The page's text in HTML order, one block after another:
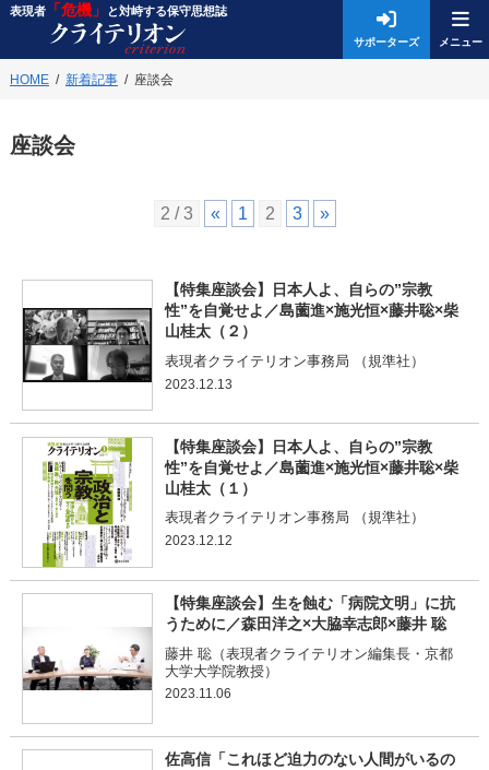
表現者「危機」 と対峙する保守思想誌
サポーターズ
HOME 新着記事 座談会
座談会
2 / 3 « 1 2 3 »
【特集座談会】日本人よ、自らの”宗教
性”を自覚せよ／島薗進×施光恒×藤井聡×柴
山桂太（２）
表現者クライテリオン事務局 （規準社）
2023.12.13
【特集座談会】日本人よ、自らの”宗教
性”を自覚せよ／島薗進×施光恒×藤井聡×柴
山桂太（１）
表現者クライテリオン事務局 （規準社）
2023.12.12
【特集座談会】生を蝕む「病院文明」に抗
うために／森田洋之×大脇幸志郎×藤井 聡
藤井 聡（表現者クライテリオン編集長・京都
大学大学院教授）
2023.11.06
佐高信「これほど迫力のない人間がいるの